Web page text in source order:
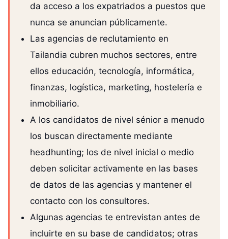
da acceso a los expatriados a puestos que
nunca se anuncian públicamente.
Las agencias de reclutamiento en
Tailandia cubren muchos sectores, entre
ellos educación, tecnología, informática,
finanzas, logística, marketing, hostelería e
inmobiliario.
A los candidatos de nivel sénior a menudo
los buscan directamente mediante
headhunting; los de nivel inicial o medio
deben solicitar activamente en las bases
de datos de las agencias y mantener el
contacto con los consultores.
Algunas agencias te entrevistan antes de
incluirte en su base de candidatos; otras